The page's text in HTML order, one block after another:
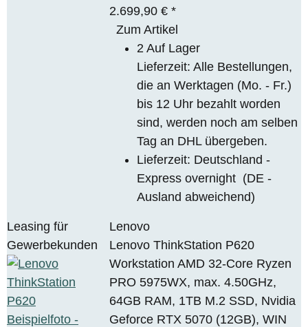
2.699,90 €*
Zum Artikel
2 Auf Lager
Lieferzeit: Alle Bestellungen,
die an Werktagen (Mo. - Fr.)
bis 12 Uhr bezahlt worden
sind, werden noch am selben
Tag an DHL übergeben.
Lieferzeit: Deutschland -
Express overnight (DE -
Ausland abweichend)
Leasing für
Gewerbekunden
Lenovo
Lenovo ThinkStation P620
Workstation AMD 32-Core Ryzen
PRO 5975WX, max. 4.50GHz,
64GB RAM, 1TB M.2 SSD, Nvidia
Geforce RTX 5070 (12GB), WIN